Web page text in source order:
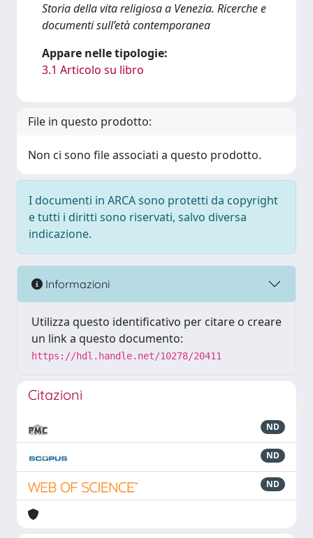
Storia della vita religiosa a Venezia. Ricerche e
documenti sull’età contemporanea
Appare nelle tipologie:
3.1 Articolo su libro
File in questo prodotto:
Non ci sono file associati a questo prodotto.
I documenti in ARCA sono protetti da copyright
e tutti i diritti sono riservati, salvo diversa
indicazione.
Informazioni
Utilizza questo identificativo per citare o creare
un link a questo documento:
https://hdl.handle.net/10278/20411
Citazioni
ND
ND
ND